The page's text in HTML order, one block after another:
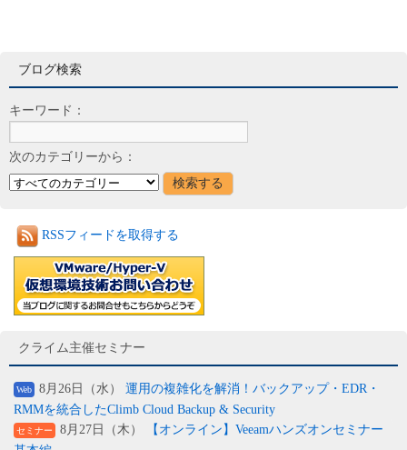
ブログ検索
キーワード：
次のカテゴリーから：
RSSフィードを取得する
クライム主催セミナー
Web 8月26日（水） 運用の複雑化を解消！バックアップ・EDR・
RMMを統合したClimb Cloud Backup & Security
セミナー 8月27日（木）
【オンライン】Veeamハンズオンセミナー